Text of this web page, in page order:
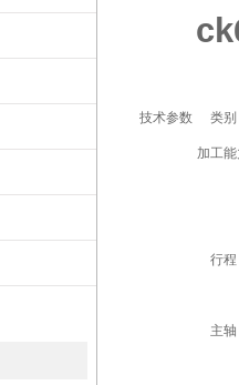
技术参数 类别
加工
行程
主轴